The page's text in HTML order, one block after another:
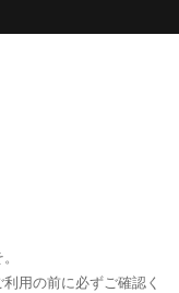
用の前に必ずご確認く